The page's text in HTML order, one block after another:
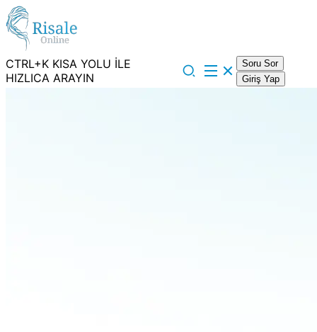
CTRL+K KISA YOLU İLE
HIZLICA ARAYIN
Soru Sor
Giriş Yap